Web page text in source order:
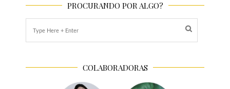
PROCURANDO POR ALGO?
COLABORADORAS